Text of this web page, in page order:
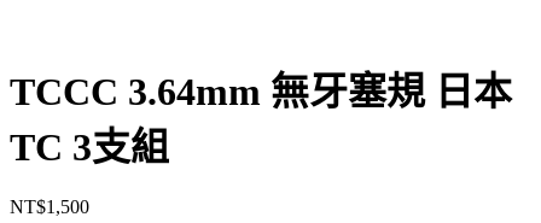
TCCC 3.64mm 無牙塞規 日本
TC 3支組
NT$1,500